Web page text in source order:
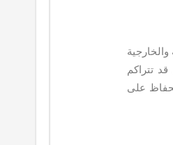
تتراكم
على